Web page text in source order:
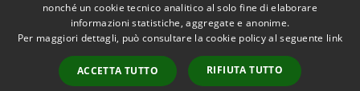
Accessibilità
Copyright © 2026 • Comune di
Ostra Vetere • Powered by
Municipium•
Accesso
redazione
nonché un cookie tecnico analitico al solo fine di elaborare
informazioni statistiche, aggregate e anonime.
Per maggiori dettagli, può consultare la cookie policy al seguente link
ACCETTA TUTTO RIFIUTA TUTTO